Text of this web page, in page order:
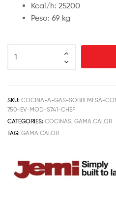
Kcal/h: 25200
Peso: 69 kg
SKU: COCINA-A-GAS-SOBREMESA-
750-EV-MOD-S741-CHEF
CATEGORIES: COCINAS, GAMA CALOR
TAG: GAMA CALOR